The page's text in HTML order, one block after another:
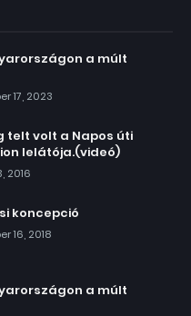
a múlt
17, 2023
telt volt a Napos úti
lelátója.(videó)
2016
koncepció
16, 2018
a múlt